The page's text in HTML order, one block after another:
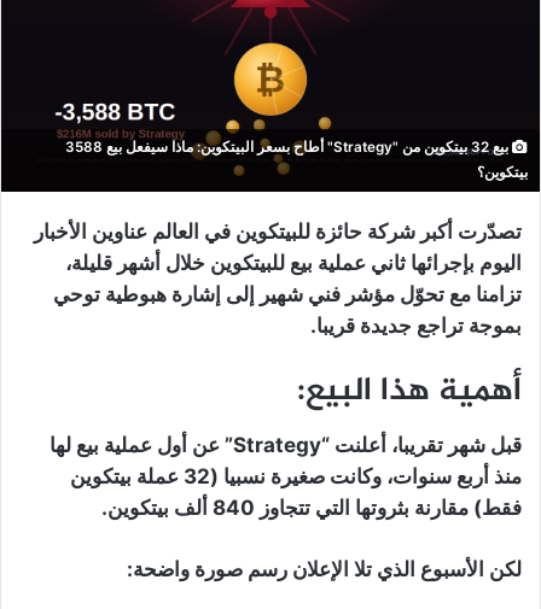
بيع 32 بيتكوين من "Strategy" أطاح بسعر البيتكوين: ماذا سيفعل بيع 3588
بيتكوين؟
تصدّرت أكبر شركة حائزة للبيتكوين في العالم عناوين الأخبار
اليوم بإجرائها ثاني عملية بيع للبيتكوين خلال أشهر قليلة،
تزامنا مع تحوّل مؤشر فني شهير إلى إشارة هبوطية توحي
بموجة تراجع جديدة قريبا.
أهمية هذا البيع:
قبل شهر تقريبا، أعلنت “Strategy” عن أول عملية بيع لها
منذ أربع سنوات، وكانت صغيرة نسبيا (32 عملة بيتكوين
فقط) مقارنة بثروتها التي تتجاوز 840 ألف بيتكوين.
لكن الأسبوع الذي تلا الإعلان رسم صورة واضحة: